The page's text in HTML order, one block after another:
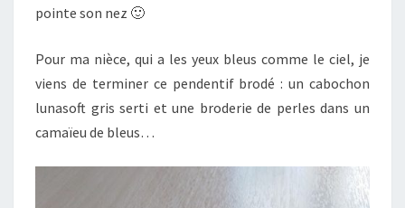
pointe son nez 🙂
Pour ma nièce, qui a les yeux bleus comme le ciel, je
viens de terminer ce pendentif brodé : un cabochon
lunasoft gris serti et une broderie de perles dans un
camaïeu de bleus…